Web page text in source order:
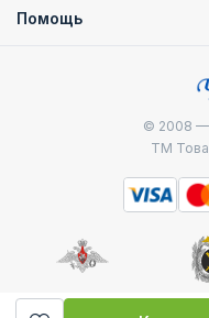
Помощь
© 2008 —
ТМ
Министерство